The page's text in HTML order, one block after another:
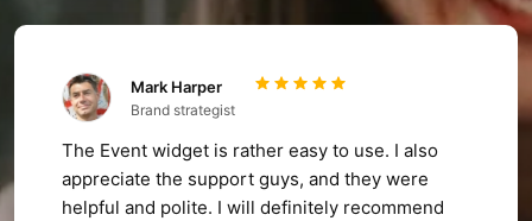
Mark Harper
Brand strategist
The Event widget is rather easy to use. I also
appreciate the support guys, and they were
helpful and polite. I will definitely recommend